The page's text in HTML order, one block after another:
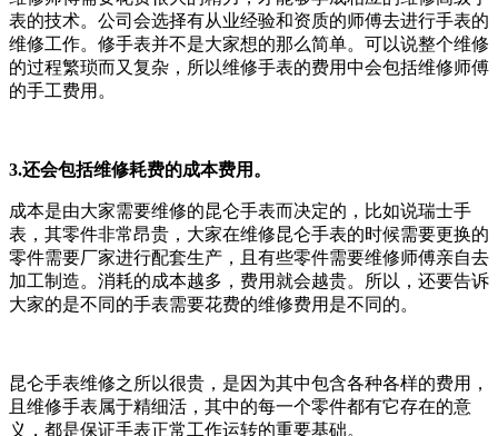
表的技术。公司会选择有从业经验和资质的师傅去进行手表的
维修工作。修手表并不是大家想的那么简单。可以说整个维修
的过程繁琐而又复杂，所以维修手表的费用中会包括维修师傅
的手工费用。
3.还会包括维修耗费的成本费用。
成本是由大家需要维修的昆仑手表而决定的，比如说瑞士手
表，其零件非常昂贵，大家在维修昆仑手表的时候需要更换的
零件需要厂家进行配套生产，且有些零件需要维修师傅亲自去
加工制造。消耗的成本越多，费用就会越贵。所以，还要告诉
大家的是不同的手表需要花费的维修费用是不同的。
昆仑手表维修之所以很贵，是因为其中包含各种各样的费用，
且维修手表属于精细活，其中的每一个零件都有它存在的意
义，都是保证手表正常工作运转的重要基础。